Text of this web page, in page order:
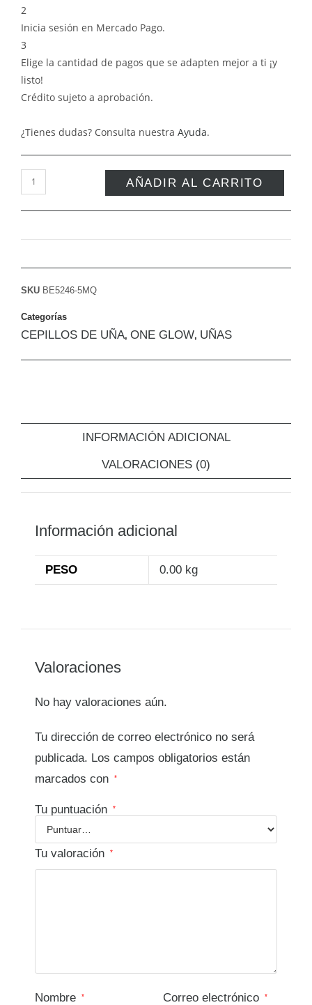
2
Inicia sesión en Mercado Pago.
3
Elige la cantidad de pagos que se adapten mejor a ti ¡y
listo!
Crédito sujeto a aprobación.
¿Tienes dudas? Consulta nuestra Ayuda.
AÑADIR AL CARRITO
SKU BE5246-5MQ
Categorías
CEPILLOS DE UÑA, ONE GLOW, UÑAS
INFORMACIÓN ADICIONAL
VALORACIONES (0)
Información adicional
PESO 0.00 kg
Valoraciones
No hay valoraciones aún.
Tu dirección de correo electrónico no será
publicada. Los campos obligatorios están
marcados con
*
Tu puntuación *
Tu valoración *
Nombre * Correo electrónico *